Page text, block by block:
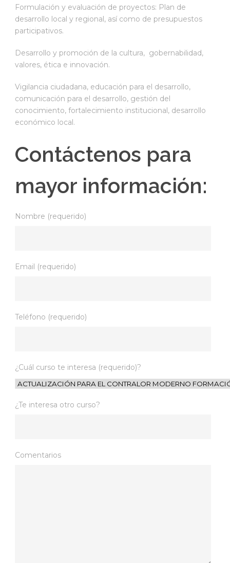
Formulación y evaluación de proyectos: Plan de
desarrollo local y regional, así como de presupuestos
participativos.
Desarrollo y promoción de la cultura, gobernabilidad,
valores, ética e innovación.
Vigilancia ciudadana, educación para el desarrollo,
comunicación para el desarrollo, gestión del
conocimiento, fortalecimiento institucional, desarrollo
económico local.
Contáctenos para
mayor información:
Nombre (requerido)
Email (requerido)
Teléfono (requerido)
¿Cuál curso te interesa (requerido)?
¿Te interesa otro curso?
Comentarios